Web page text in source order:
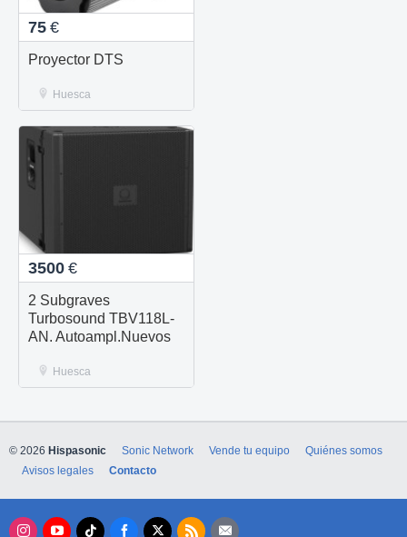
75 €
Proyector DTS
Huesca
3500 €
2 Subgraves
Turbosound TBV118L-
AN. Autoampl.Nuevos
Huesca
© 2026 Hispasonic Sonic Network Vende tu equipo
Quiénes somos
Avisos legales
Contacto